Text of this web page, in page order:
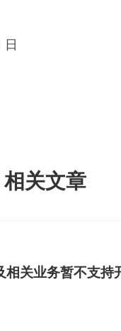
日
相关文章
相关业务暂不支持